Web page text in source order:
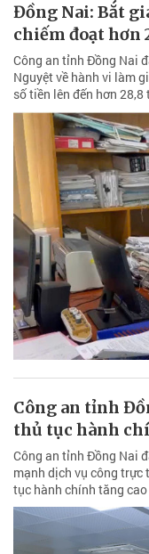
Đồng Nai: Bắt
chiếm đoạt hơn
Công an tỉnh Đồng Nai
Nguyệt về hành vi làm
số tiền lên đến hơn 28,8
Công an tỉnh
thủ tục hành
Công an tỉnh Đồng Nai
mạnh dịch vụ công trực
tục hành chính tăng cao